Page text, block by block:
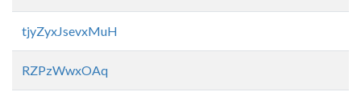
tjyZyxJsevxMuH
RZPzWwxOAq